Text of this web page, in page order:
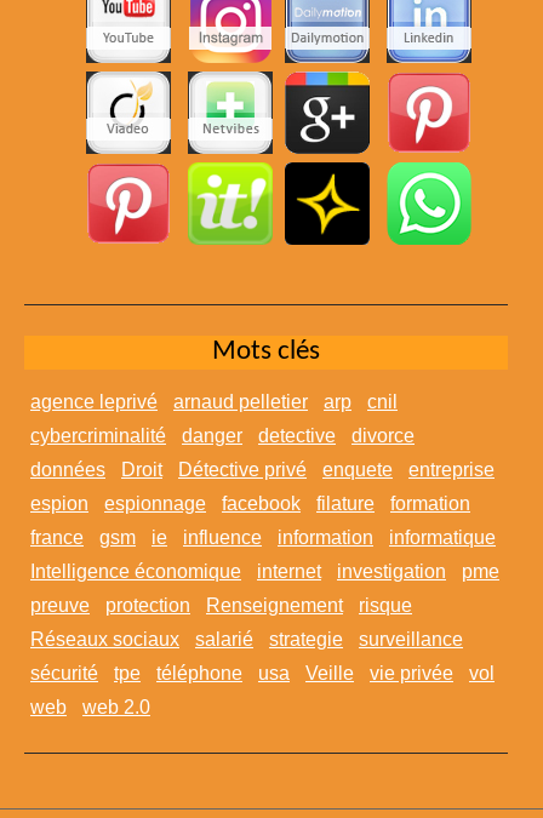
Mots clés
agence leprivé arnaud pelletier arp
cnil
cybercriminalité
danger detective
divorce
données
Droit Détective privé enquete
entreprise
espion
espionnage facebook filature
formation
france
gsm ie influence information
informatique
Intelligence économique
internet investigation
pme
preuve
protection Renseignement
risque
Réseaux sociaux
salarié strategie
surveillance
sécurité
tpe téléphone usa Veille vie privée
vol
web
web 2.0